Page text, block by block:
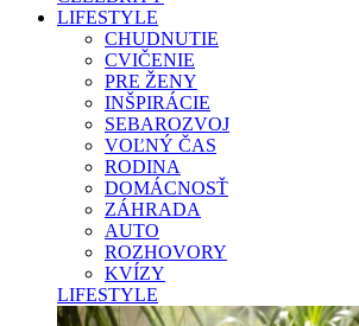
LIFESTYLE
CHUDNUTIE
CVIČENIE
PRE ŽENY
INŠPIRÁCIE
SEBAROZVOJ
VOĽNÝ ČAS
RODINA
DOMÁCNOSŤ
ZÁHRADA
AUTO
ROZHOVORY
KVÍZY
LIFESTYLE